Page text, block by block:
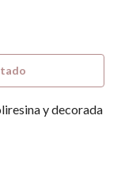
y decorada